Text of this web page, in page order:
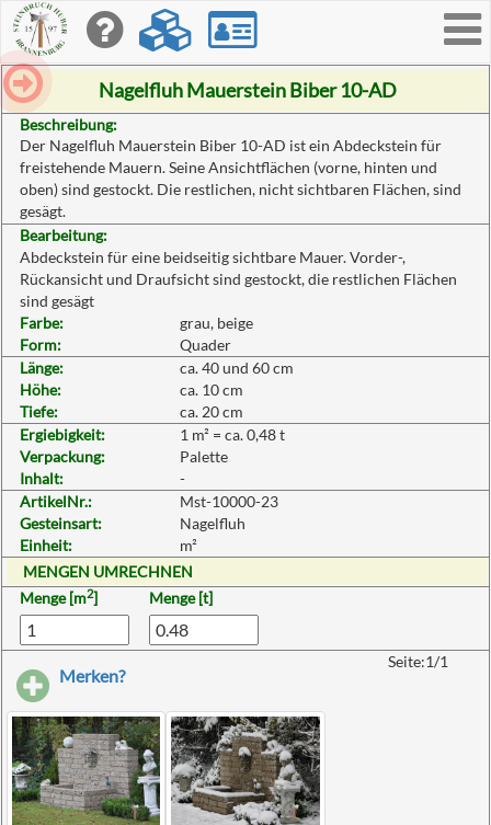
Nagelfluh Mauerstein Biber 10-AD
Beschreibung:
Der Nagelfluh Mauerstein Biber 10-AD ist ein Abdeckstein für
freistehende Mauern. Seine Ansichtflächen (vorne, hinten und
oben) sind gestockt. Die restlichen, nicht sichtbaren Flächen, sind
gesägt.
Bearbeitung:
Abdeckstein für eine beidseitig sichtbare Mauer. Vorder-,
Rückansicht und Draufsicht sind gestockt, die restlichen Flächen
sind gesägt
Farbe:
grau, beige
Form:
Quader
Länge:
ca. 40 und 60 cm
Höhe:
ca. 10 cm
Tiefe:
ca. 20 cm
Ergiebigkeit:
1 m² = ca. 0,48 t
Verpackung:
Palette
Inhalt:
-
ArtikelNr.:
Mst-10000-23
Gesteinsart:
Nagelfluh
Einheit:
m²
MENGEN UMRECHNEN
Menge [m2] Menge [t]
Merken?
Seite:1/1